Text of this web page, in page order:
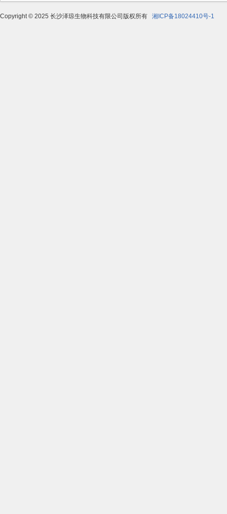
Copyright © 2025 长沙泽琼生物科技有限公司版权所有 湘ICP备18024410号-1